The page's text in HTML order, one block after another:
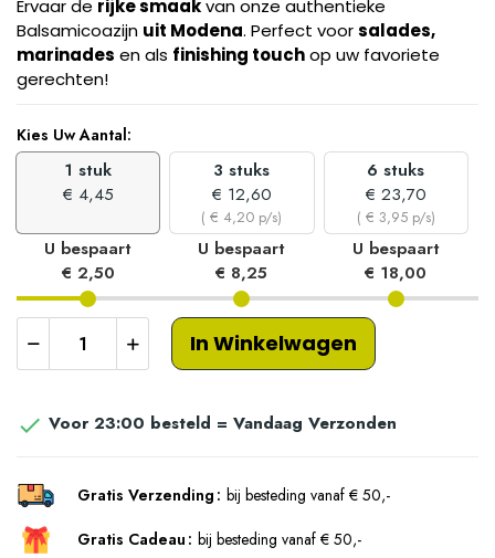
Ervaar de rijke smaakvan onze authentieke
Balsamicoazijn uit Modena. Perfect voorsalades,
marinades en als finishing touchop uw favoriete
gerechten!
Kies Uw Aantal:
1 stuk
€ 4,45
U bespaart
€ 2,50
3 stuks
€ 12,60
( € 4,20 p/s)
U bespaart
€ 8,25
6 stuks
€ 23,70
( € 3,95 p/s)
U bespaart
€ 18,00
In Winkelwagen
 Voor 23:00 besteld = Vandaag Verzonden
Gratis Verzending bij besteding vanaf € 50,-
Gratis Cadeau bij besteding vanaf € 50,-